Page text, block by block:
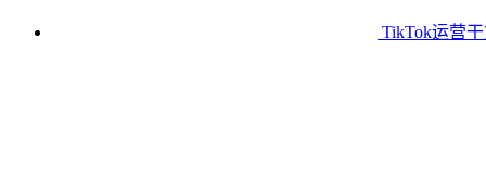
TikTok运营